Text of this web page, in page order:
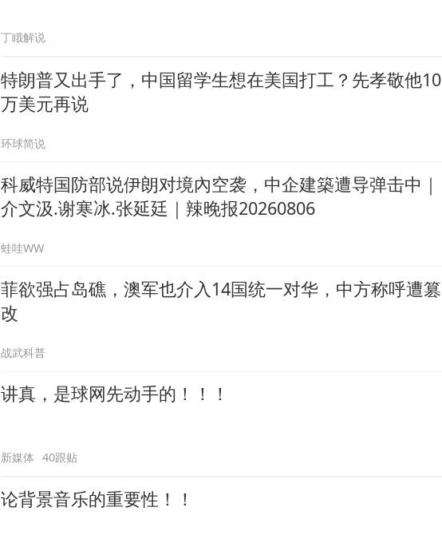
丁睋解说
特朗普又出手了，中国留学生想在美国打工？先孝敬他10
万美元再说
环球简说
科威特国防部说伊朗对境內空袭，中企建築遭导弹击中｜
介文汲.谢寒冰.张延廷｜辣晚报20260806
蛙哇WW
菲欲强占岛礁，澳军也介入14国统一对华，中方称呼遭篡
改
战武科普
讲真，是球网先动手的！！！
新媒体 40跟贴
论背景音乐的重要性！！